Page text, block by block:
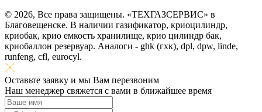
© 2026, Все права защищены. «ТЕХГАЗСЕРВИС» в
Благовещенске. В наличии газификатор, криоцилиндр,
криобак, крио емкость хранилище, крио цилиндр бак,
криобаллон резервуар. Аналоги - ghk (гхк), dpl, dpw, linde,
runfeng, cfl, eurocyl.
Оставьте заявку и мы Вам перезвоним
Наш менеджер свяжется с вами в ближайшее время